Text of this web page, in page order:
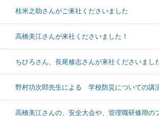
桂米之助さんがご来社くださいました
高橋美江さんが来社くださいました！
ちひろさん、長尾修志さんが来社くださいまし
野村功次郎先生による 学校防災についての講
高橋美江さんの、安全大会や、管理職研修用の